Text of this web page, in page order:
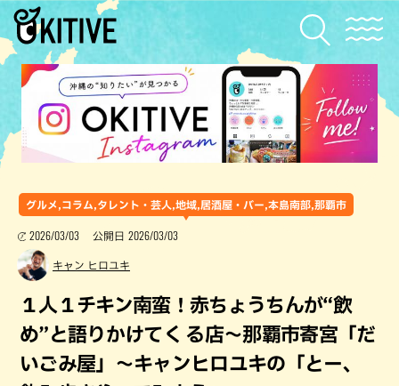
グルメ,コラム,タレント・芸人,地域,居酒屋・バー,本島南部,那覇市
2026/03/03 公開日 2026/03/03
キャン ヒロユキ
１人１チキン南蛮！赤ちょうちんが“飲
め”と語りかけてく る店〜那覇市寄宮「だ
いごみ屋」～キャンヒロユキの「とー、